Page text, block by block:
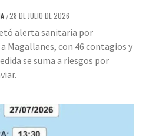
/28 DE JULIO DE 2026
alerta sanitaria por
Magallanes, con 46 contagios y
se suma a riesgos por